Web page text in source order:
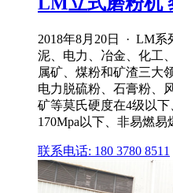
2018年8月20日 · LM
泥、电力、冶金、化工
属矿、煤粉和矿渣三大
电力脱硫粉、石膏粉、
矿等莫氏硬度在4级以
170Mpa以下、非易燃易
联系电话: 180 3780 8511